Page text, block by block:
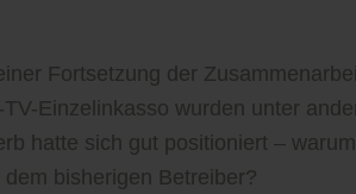
Fortsetzung der
Einzelinkasso wurden unter
hatte sich gut positioniert –
bisherigen Betreiber?